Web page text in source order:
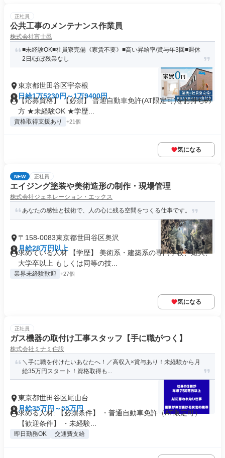
正社員
公共工事のメンテナンス作業員
株式会社富士邑
■未経験OK■社員寮完備《家賃不要》■高い昇給率/賞与年3回■週休
2日/ほぼ残業なし
東京都世田谷区宇奈根
日給1万5230円～1万9400円
【応募資格】 【必須】 普通自動車免許(AT限定可)をお持ちの
方 ★未経験OK ★学歴...
資格取得支援あり +21個
気になる
NEW 正社員
エイジング塗装や美術造形の制作・現場管理
株式会社ジェネレーション・エックス
あなたの感性と技術で、人の心に残る空間をつくる仕事です。
〒158-0083東京都世田谷区奥沢
月給28万円以上
求めている人材 【学歴】 美術系・建築系の専門学校、短大、
大学卒以上 もしくは同等の技...
業界未経験歓迎 +27個
気になる
正社員
ガス機器の取付け工事スタッフ【手に職がつく】
株式会社ミナミ住設
＼手に職を付けたいあなたへ！／高収入×賞与あり！未経験から月
給35万円スタート！資格取得も...
東京都世田谷区尾山台
月給35万円～55万円
求める人材: 【必須条件】 ・普通自動車免許（AT限定可）
【歓迎条件】 ・未経験...
即日勤務OK 交通費支給